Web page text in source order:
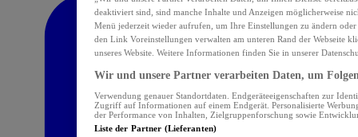
deaktiviert sind, sind manche Inhalte und Anzeigen möglicherweise
Menü jederzeit wieder aufrufen, um Ihre Einstellungen zu ändern
den Link Voreinstellungen verwalten am unteren Rand der Webseite
unseres Website. Weitere Informationen finden Sie in unserer
Wir und unsere Partner verarbeiten Daten, um
Verwendung genauer Standortdaten. Endgeräteeigenschaften zur
Zugriff auf Informationen auf einem Endgerät. Personalisierte
der Performance von Inhalten, Zielgruppenforschung sowie
Liste der Partner (Lieferanten)